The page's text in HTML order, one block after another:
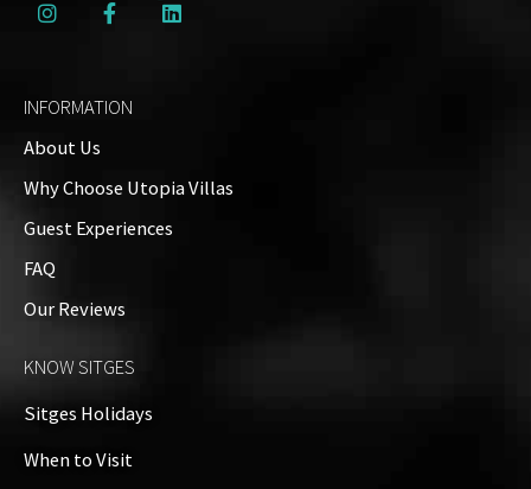
INFORMATION
About Us
Why Choose Utopia Villas
Guest Experiences
FAQ
Our Reviews
KNOW SITGES
Sitges Holidays
When to Visit